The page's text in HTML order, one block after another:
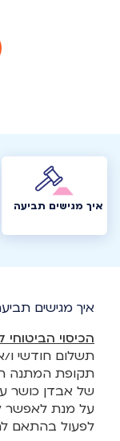
איך מגישים תביעה
איך מגישים
הכיסוי
תשלום חודשי
תקופת המתנה
של אבדן כושר
על מנת לאפשר
לפעול בהתאם